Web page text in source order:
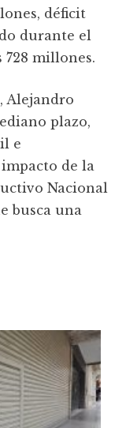
déficit
durante el
728 millones.
Alejandro
plazo,
e
de la
Nacional
busca una